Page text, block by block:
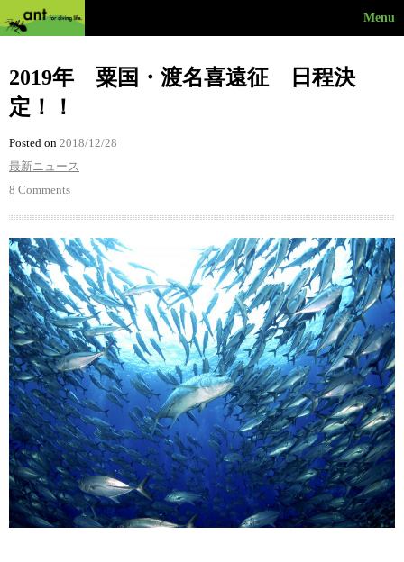
Menu
2019年 粟国・渡名喜遠征 日程決
定！！
Posted on 2018/12/28
最新ニュース
8 Comments